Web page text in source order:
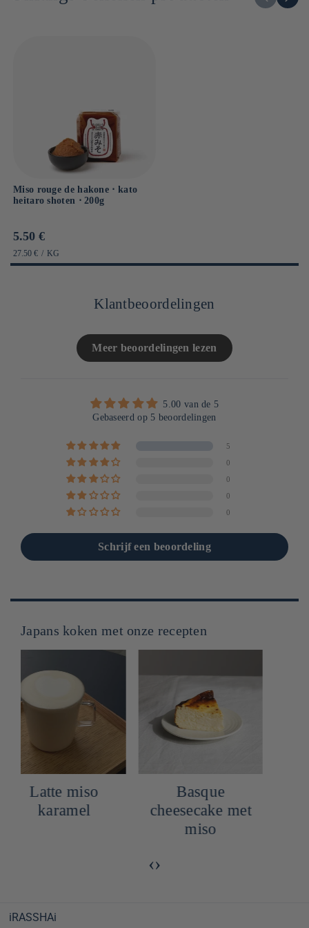
Sel : 11.9g
Miso rouge de hakone ⋅ kato
heitaro shoten ⋅ 200g
Prix
habituel
5.50 €
PRIX
UNITAIRE
27.50 € / PAR
KG
Klantbeoordelingen
Meer beoordelingen lezen
5.00 van de 5
Gebaseerd op 5 beoordelingen
5
0
0
0
0
Schrijf een beoordeling
Japans koken met onze recepten
Basque
cheesecake met
Recept voor
gegrilde zalm
met rode miso
‹›
iRASSHAi